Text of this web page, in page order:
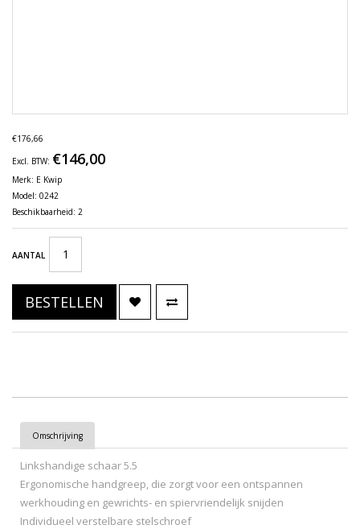
€176,66
Excl. BTW: €146,00
Merk: E Kwip
Model: 0242
Beschikbaarheid: 2
AANTAL
BESTELLEN
Omschrijving
Linkshandige schaar 5.5
Ergonomische handgreep, die zorgt voor een ontspannen
werkhouding en gewrichts- en spiervriendelijk snijden
Individueel verstelbare stelschroef